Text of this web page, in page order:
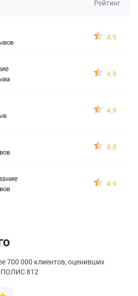
Рейтинг
4.9
4.8
4.9
4.8
4.9
700 000 клиентов, оценивших
ПОЛИС 812